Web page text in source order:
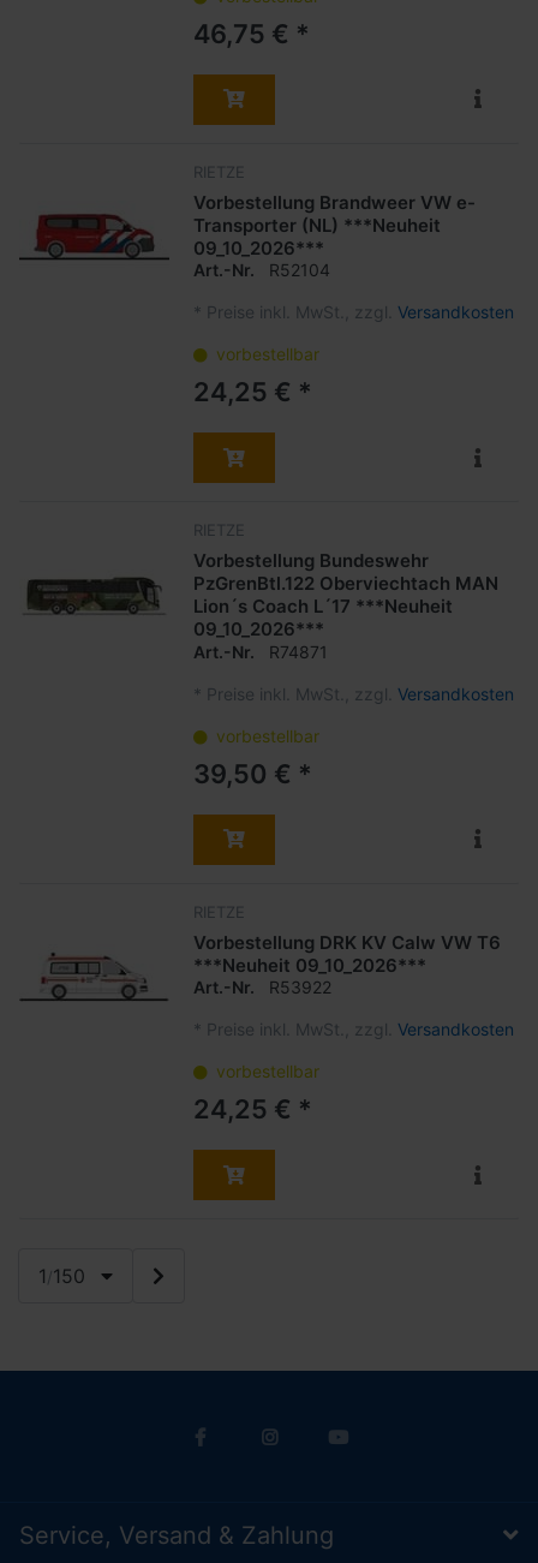
46,75 € *
RIETZE
Vorbestellung Brandweer VW e-
Transporter (NL) ***Neuheit
09_10_2026***
Art.-Nr. R52104
* Preise inkl. MwSt., zzgl. Versandkosten
vorbestellbar
24,25 € *
RIETZE
Vorbestellung Bundeswehr
PzGrenBtl.122 Oberviechtach MAN
Lion´s Coach L´17 ***Neuheit
09_10_2026***
Art.-Nr. R74871
* Preise inkl. MwSt., zzgl. Versandkosten
vorbestellbar
39,50 € *
RIETZE
Vorbestellung DRK KV Calw VW T6
***Neuheit 09_10_2026***
Art.-Nr. R53922
* Preise inkl. MwSt., zzgl. Versandkosten
vorbestellbar
24,25 € *
1/150
Service, Versand & Zahlung